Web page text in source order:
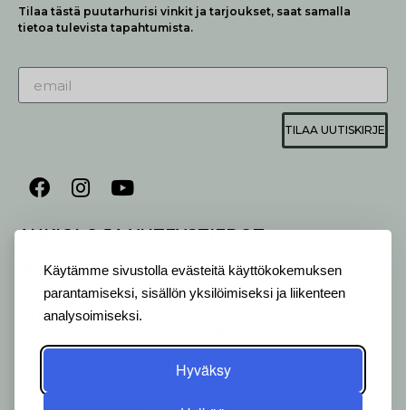
Käytämme sivustolla evästeitä käyttökokemuksen
parantamiseksi, sisällön yksilöimiseksi ja liikenteen
analysoimiseksi.
Hyväksy
Tilaa tästä puutarhurisi vinkit ja tarjoukset, saat samalla
tietoa tulevista tapahtumista.
TILAA UUTISKIRJE
AUKIOLO JA YHTEYSTIEDOT
ALVELEMME:
Ma-Pe 9-20 I La 10-18 I Su 10-17
OTA YHTEYTTÄ:
kukkapiste: +358 44 5369 657
pihasuunnittelija: +358 40 1547 376
Alakyläntie 2-4, 20250 Turku